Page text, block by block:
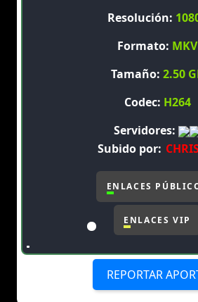
Resolución:
Formato: MKV
Tamaño: 2.50
Codec: H264
Servidores:
Subido por:
ENLACES
ENLACES VIP
REPORTAR